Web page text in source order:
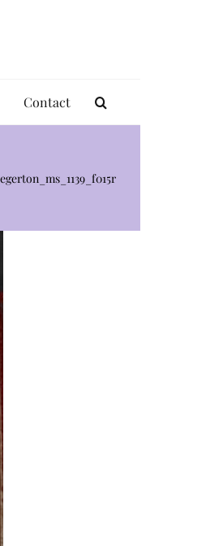
Contact
egerton_ms_1139_f015r